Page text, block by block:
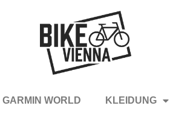
GARMIN WORLD KLEIDUNG